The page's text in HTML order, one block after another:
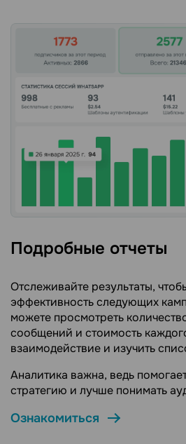
Подробные отчеты
Отслеживайте результаты,
эффективность следующих
можете просмотреть
сообщений и стоимость
взаимодействие и изучить
Аналитика важна, ведь
стратегию и лучше понимать
Ознакомиться